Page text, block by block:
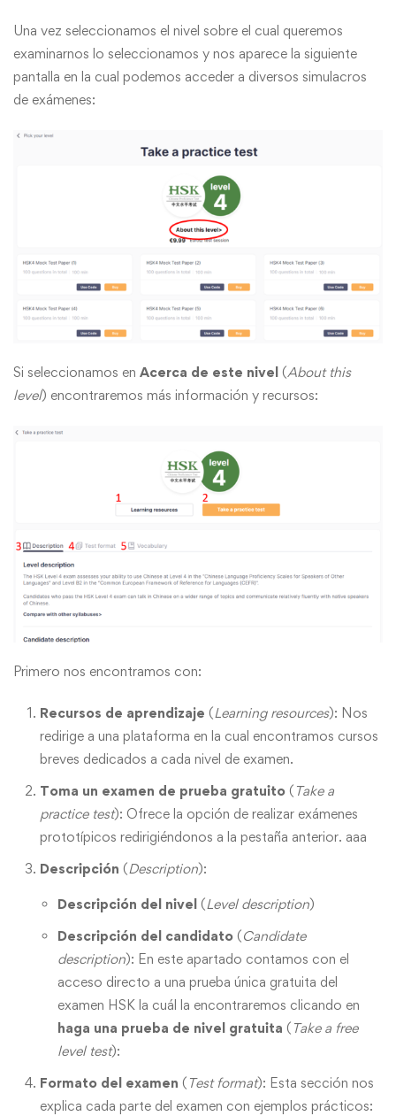
Una vez seleccionamos el nivel sobre el cual queremos
examinarnos lo seleccionamos y nos aparece la siguiente
pantalla en la cual podemos acceder a diversos simulacros
de exámenes:
Si seleccionamos en Acerca de este nivel (About this
level) encontraremos más información y recursos:
Primero nos encontramos con:
Recursos de aprendizaje (Learning resources): Nos
redirige a una plataforma en la cual encontramos cursos
breves dedicados a cada nivel de examen.
Toma un examen de prueba gratuito ( Take a
practice test): Ofrece la opción de realizar exámenes
prototípicos redirigiéndonos a la pestaña anterior. aaa
Descripción (Description):
Descripción del nivel (Level description)
Descripción del candidato (Candidate
description): En este apartado contamos con el
acceso directo a una prueba única gratuita del
examen HSK la cuál la encontraremos clicando en
haga una prueba de nivel gratuita ( Take a free
level test):
Formato del examen ( Test format): Esta sección nos
explica cada parte del examen con ejemplos prácticos: